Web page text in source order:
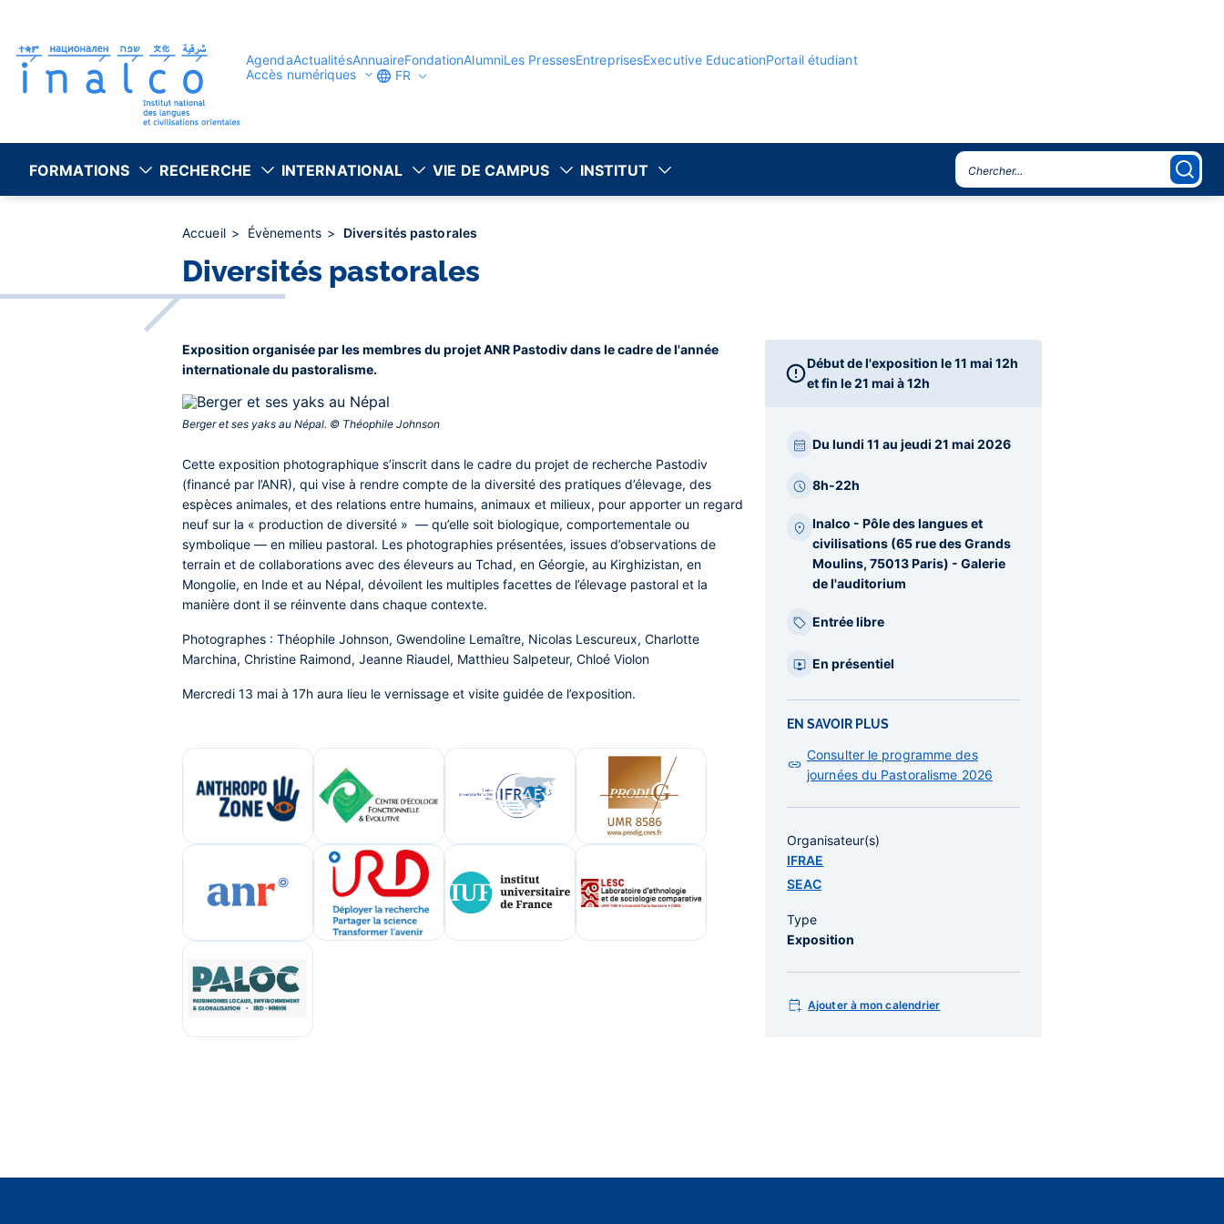
principal
AgendaActualitésAnnuaireFondationAlumniLes PressesEntreprisesExecutive EducationPortail étudiant
Accès numériques
FR
FORMATIONS RECHERCHE INTERNATIONAL VIE DE CAMPUS INSTITUT
Accueil Évènements Diversités pastorales
Diversités pastorales
Exposition organisée par les membres du projet ANR Pastodiv dans le cadre de l'année
internationale du pastoralisme.
Berger et ses yaks au Népal. © Théophile Johnson‎
Début de l'exposition le 11 mai 12h
et fin le 21 mai à 12h
Paragraphes
barreDu lundi 11 au jeudi 21 mai 2026
8h-22h
Inalco - Pôle des langues et
civilisations (65 rue des Grands
Moulins, 75013 Paris) - Galerie
de l'auditorium
Entrée libre
En présentiel
EN SAVOIR PLUS
Consulter le programme des
journées du Pastoralisme 2026
Organisateur(s)
IFRAE
SEAC
Type
Exposition
Ajouter à mon calendrier
Cette exposition photographique s’inscrit dans le cadre du projet de recherche Pastodiv
(financé par l’ANR), qui vise à rendre compte de la diversité des pratiques d’élevage, des
espèces animales, et des relations entre humains, animaux et milieux, pour apporter un regard
neuf sur la « production de diversité » — qu’elle soit biologique, comportementale ou
symbolique — en milieu pastoral. Les photographies présentées, issues d’observations de
terrain et de collaborations avec des éleveurs au Tchad, en Géorgie, au Kirghizistan, en
Mongolie, en Inde et au Népal, dévoilent les multiples facettes de l’élevage pastoral et la
manière dont il se réinvente dans chaque contexte.
Photographes : Théophile Johnson, Gwendoline Lemaître, Nicolas Lescureux, Charlotte
Marchina, Christine Raimond, Jeanne Riaudel, Matthieu Salpeteur, Chloé Violon
Mercredi 13 mai à 17h aura lieu le vernissage et visite guidée de l’exposition.